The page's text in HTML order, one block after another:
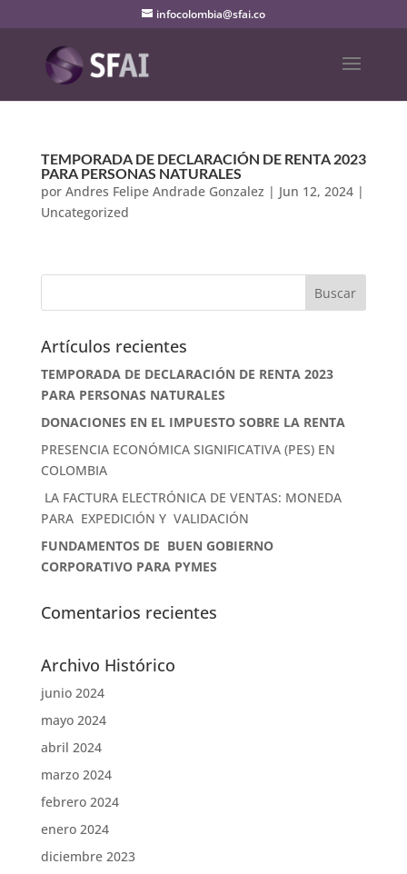
infocolombia@sfai.co
TEMPORADA DE DECLARACIÓN DE RENTA 2023
PARA PERSONAS NATURALES
por Andres Felipe Andrade Gonzalez | Jun 12, 2024|
Uncategorized
Artículos recientes
TEMPORADA DE DECLARACIÓN DE RENTA 2023
PARA PERSONAS NATURALES
DONACIONES EN EL IMPUESTO SOBRE LA RENTA
PRESENCIA ECONÓMICA SIGNIFICATIVA (PES) EN
COLOMBIA
LA FACTURA ELECTRÓNICA DE VENTAS: MONEDA
PARA EXPEDICIÓN Y VALIDACIÓN
FUNDAMENTOS DE BUEN GOBIERNO
CORPORATIVO PARA PYMES
Comentarios recientes
Archivo Histórico
junio 2024
mayo 2024
abril 2024
marzo 2024
febrero 2024
enero 2024
diciembre 2023